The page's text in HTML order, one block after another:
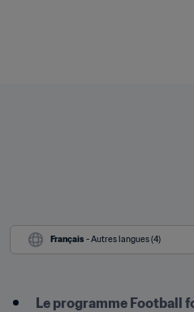
Français - Autres langues (4)
Le programme Football